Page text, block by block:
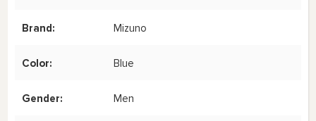
Brand: Mizuno
Color: Blue
Gender: Men